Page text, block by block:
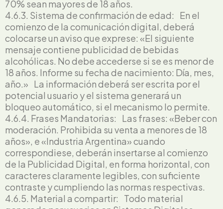
70% sean mayores de 18 años.
4.6.3. Sistema de confirmación de edad: En el
comienzo de la comunicación digital, deberá
colocarse un aviso que exprese: «El siguiente
mensaje contiene publicidad de bebidas
alcohólicas. No debe accederse si se es menor de
18 años. Informe su fecha de nacimiento: Día, mes,
año.» La información deberá ser escrita por el
potencial usuario y el sistema generará un
bloqueo automático, si el mecanismo lo permite.
4.6.4. Frases Mandatorias: Las frases: «Beber con
moderación. Prohibida su venta a menores de 18
años», e «Industria Argentina» cuando
correspondiese, deberán insertarse al comienzo
de la Publicidad Digital, en forma horizontal, con
caracteres claramente legibles, con suficiente
contraste y cumpliendo las normas respectivas.
4.6.5. Material a compartir: Todo material